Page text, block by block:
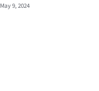
May 9, 2024